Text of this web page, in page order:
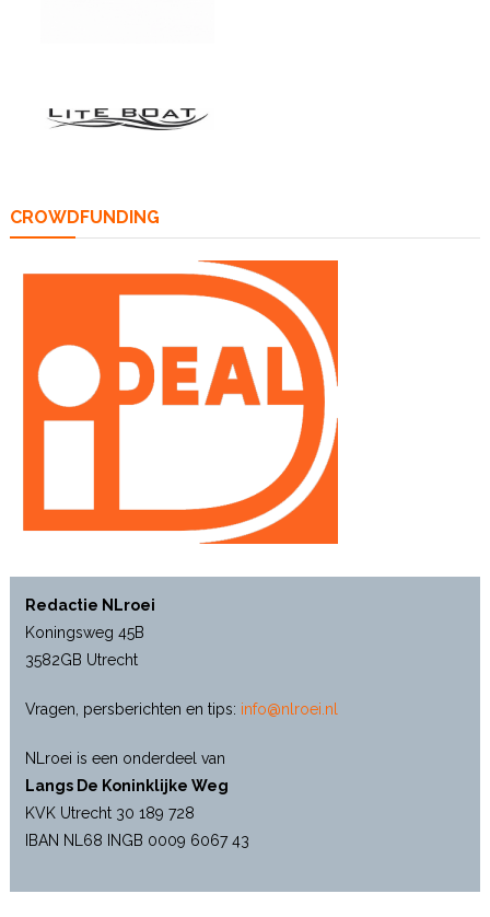
CROWDFUNDING
Redactie NLroei
Koningsweg 45B
3582GB Utrecht
Vragen, persberichten en tips: info@nlroei.nl
NLroei is een onderdeel van
Langs De Koninklijke Weg
KVK Utrecht 30 189 728
IBAN NL68 INGB 0009 6067 43